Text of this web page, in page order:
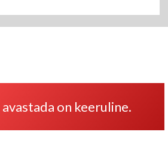
on keeruline.